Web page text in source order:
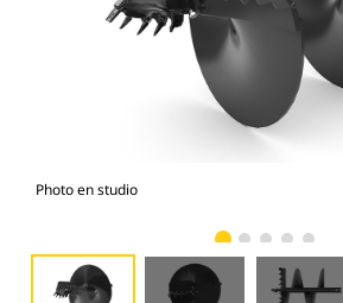
Photo en studio